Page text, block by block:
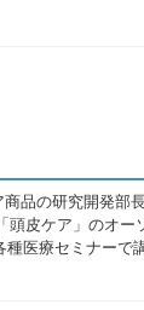
品の研究開発部
皮ケア」のオ
医療セミナーで